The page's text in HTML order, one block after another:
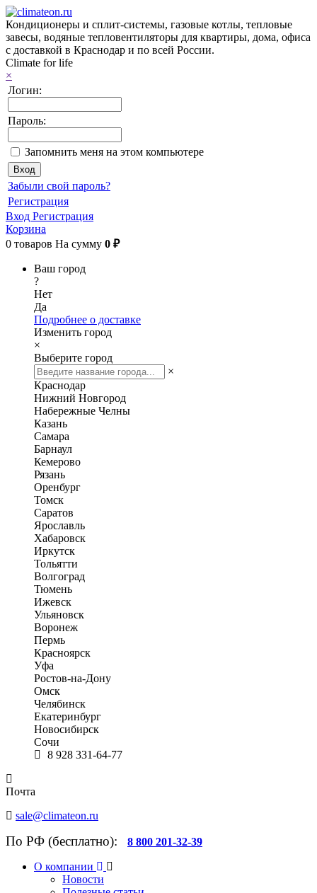
Кондиционеры и сплит-системы, газовые котлы, тепловые
завесы, водяные тепловентиляторы для квартиры, дома, офиса
с доставкой в Краснодар и по всей России.
Climate for life
×
Логин:
Пароль:
Запомнить меня на этом компьютере
Забыли свой пароль?
Регистрация
Вход Регистрация
Корзина
0 товаров На сумму 0 ₽
Ваш город
?
Нет
Да
Подробнее о доставке
Изменить город
×
Выберите город
×
Краснодар
Нижний Новгород
Набережные Челны
Казань
Самара
Барнаул
Кемерово
Рязань
Оренбург
Томск
Саратов
Ярославль
Хабаровск
Иркутск
Тольятти
Волгоград
Тюмень
Ижевск
Ульяновск
Воронеж
Пермь
Красноярск
Уфа
Ростов-на-Дону
Омск
Челябинск
Екатеринбург
Новосибирск
Сочи
8 928 331-64-77
Почта
sale@climateon.ru
По РФ (бесплатно): 8 800 201-32-39
О компании
Новости